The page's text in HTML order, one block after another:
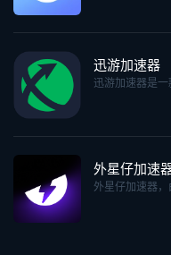
迅游加速器
迅游加速器是一
外星仔加速
外星仔加速器，